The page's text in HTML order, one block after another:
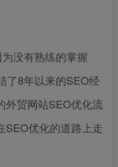
没有熟练的掌握
了8年以来的SEO经
外贸网站SEO优化流
SEO优化的道路上走